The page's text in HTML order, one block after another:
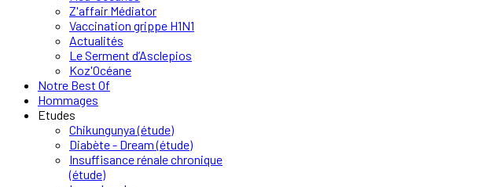
Z'affair Médiator
Vaccination grippe H1N1
Actualités
Le Serment d’Asclepios
Koz'Océane
Notre Best Of
Hommages
Etudes
Chikungunya (étude)
Diabète - Dream (étude)
Insuffisance rénale chronique
(étude)